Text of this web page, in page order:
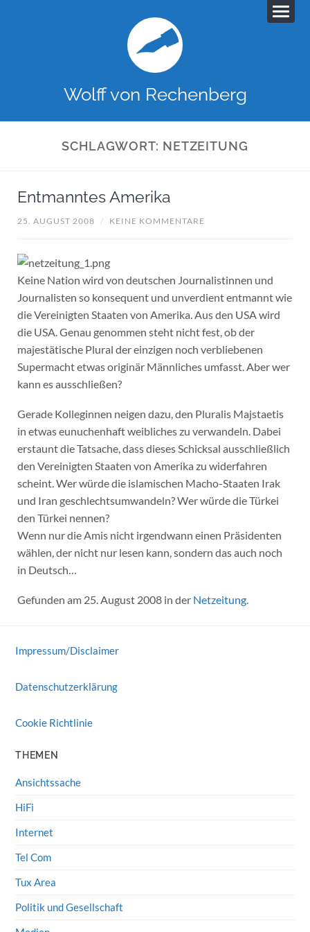
Wolff von Rechenberg
SCHLAGWORT: NETZEITUNG
Entmanntes Amerika
25. AUGUST 2008 / KEINE KOMMENTARE
Keine Nation wird von deutschen Journalistinnen und
Journalisten so konsequent und unverdient entmannt wie
die Vereinigten Staaten von Amerika. Aus den USA wird
die USA. Genau genommen steht nicht fest, ob der
majestätische Plural der einzigen noch verbliebenen
Supermacht etwas originär Männliches umfasst. Aber wer
kann es ausschließen?
Gerade Kolleginnen neigen dazu, den Pluralis Majstaetis
in etwas eunuchenhaft weibliches zu verwandeln. Dabei
erstaunt die Tatsache, dass dieses Schicksal ausschließlich
den Vereinigten Staaten von Amerika zu widerfahren
scheint. Wer würde die islamischen Macho-Staaten Irak
und Iran geschlechtsumwandeln? Wer würde die Türkei
den Türkei nennen?
Wenn nur die Amis nicht irgendwann einen Präsidenten
wählen, der nicht nur lesen kann, sondern das auch noch
in Deutsch…
Gefunden am 25. August 2008 in der Netzeitung.
Impressum/Disclaimer
Datenschutzerklärung
Cookie Richtlinie
THEMEN
Ansichtssache
HiFi
Internet
Tel Com
Tux Area
Politik und Gesellschaft